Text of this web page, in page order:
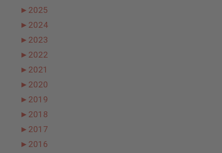
► 2025
► 2024
► 2023
► 2022
► 2021
► 2020
► 2019
► 2018
► 2017
► 2016